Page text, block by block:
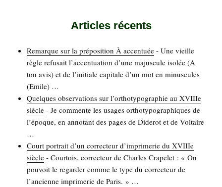
Articles récents
Remarque sur la pré­po­si­tion À accen­tuée - Une vieille
règle refu­sait l’ac­cen­tua­tion d’une majus­cule iso­lée (A
ton avis) et de l’initiale capi­tale d’un mot en minus­cules
(Emile) …
Quelques obser­va­tions sur l’orthotypographie au XVIIIe
siècle - Je com­mente les usages ortho­ty­po­gra­phiques de
l’époque, en anno­tant des pages de Dide­rot et de Vol­taire
…
Court por­trait d’un cor­rec­teur d’imprimerie du XVIIIe
siècle - Cour­tois, cor­rec­teur de Charles Cra­pe­let : « On
pou­voit le regar­der comme le type du cor­rec­teur de
l’ancienne impri­me­rie de Paris. » …